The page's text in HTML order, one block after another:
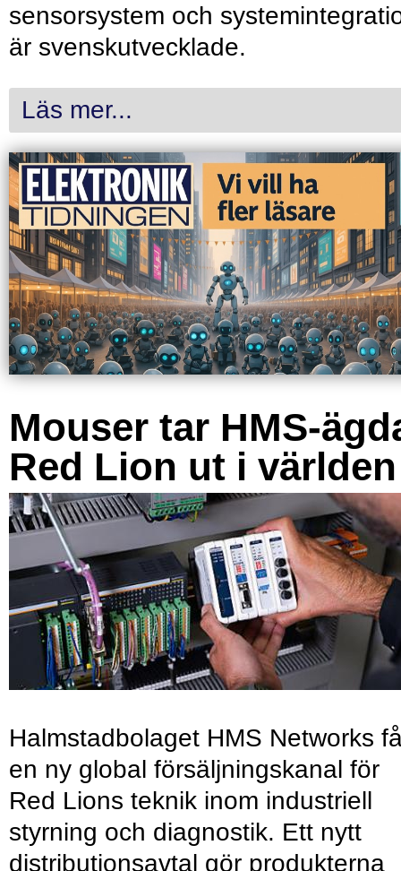
sensorsystem och
är svenskutvecklade.
Läs mer...
Mouser tar HMS-
Red Lion ut i världen
Halmstadbolaget HMS Networks
en ny global försäljningskanal för
Red Lions teknik inom industriell
styrning och diagnostik. Ett nytt
distributionsavtal gör produkterna